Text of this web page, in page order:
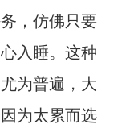
，仿佛只要
入睡。这种
为普遍，大
为太累而选